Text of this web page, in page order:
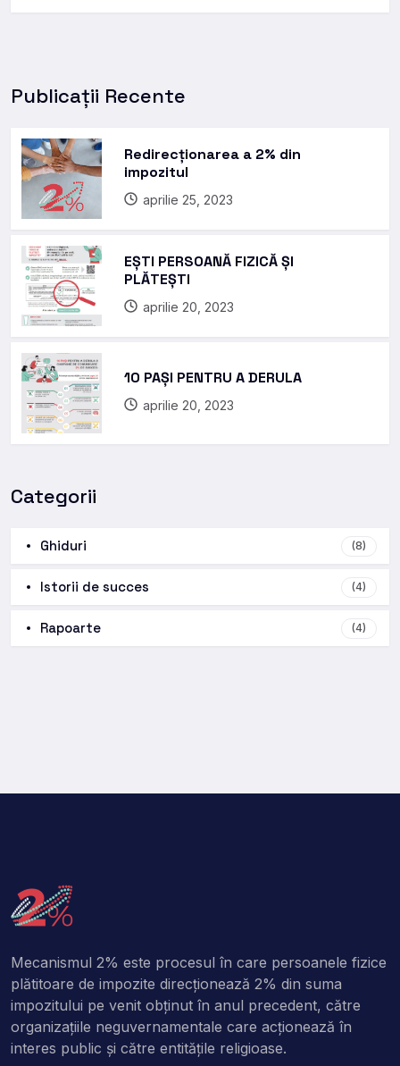
Publicații Recente
Redirecționarea a 2% din
impozitul
aprilie 25, 2023
EȘTI PERSOANĂ FIZICĂ ȘI
PLĂTEȘTI
aprilie 20, 2023
10 PAȘI PENTRU A DERULA
aprilie 20, 2023
Categorii
Ghiduri (8)
Istorii de succes (4)
Rapoarte (4)
Mecanismul 2% este procesul în care persoanele fizice
plătitoare de impozite direcţionează 2% din suma
impozitului pe venit obţinut în anul precedent, către
organizaţiile neguvernamentale care acţionează în
interes public şi către entitățile religioase.